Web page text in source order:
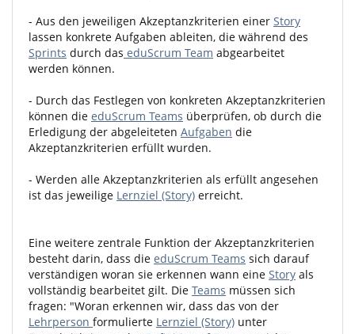
- Aus den jeweiligen Akzeptanzkriterien einer Story
lassen konkrete Aufgaben ableiten, die während des
Sprints durch das eduScrum Team abgearbeitet
werden können.
- Durch das Festlegen von konkreten Akzeptanzkriterien
können die eduScrum Teams überprüfen, ob durch die
Erledigung der abgeleiteten Aufgaben die
Akzeptanzkriterien erfüllt wurden.
- Werden alle Akzeptanzkriterien als erfüllt angesehen
ist das jeweilige Lernziel (Story) erreicht.
Eine weitere zentrale Funktion der Akzeptanzkriterien
besteht darin, dass die eduScrum Teams sich darauf
verständigen woran sie erkennen wann eine Story als
vollständig bearbeitet gilt. Die Teams müssen sich
fragen: "Woran erkennen wir, dass das von der
Lehrperson formulierte Lernziel (Story) unter